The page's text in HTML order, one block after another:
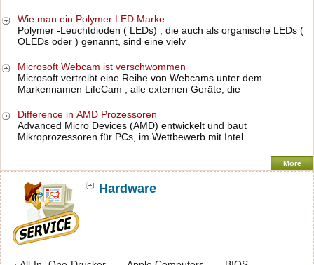
Wie man ein Polymer LED Marke
Polymer -Leuchtdioden ( LEDs) , die auch als organische LEDs (
OLEDs oder ) genannt, sind eine vielv
Microsoft Webcam ist verschwommen
Microsoft vertreibt eine Reihe von Webcams unter dem
Markennamen LifeCam , alle externen Geräte, die
Difference in AMD Prozessoren
Advanced Micro Devices (AMD) entwickelt und baut
Mikroprozessoren für PCs, im Wettbewerb mit Intel .
More
Hardware